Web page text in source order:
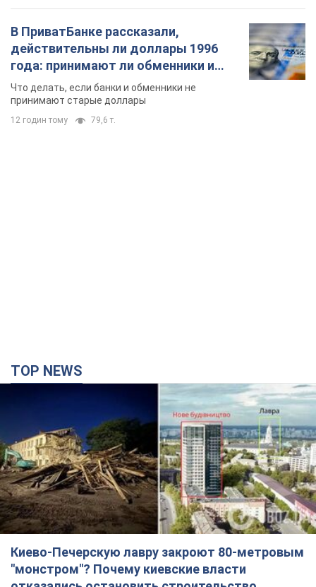
В ПриватБанке рассказали,
действительны ли доллары 1996
года: принимают ли обменники и
банки такие купюры
Что делать, если банки и обменники не
принимают старые доллары
12 годин тому 79,6 т.
TOP NEWS
Киево-Печерскую лавру закроют 80-метровым
"монстром"? Почему киевские власти